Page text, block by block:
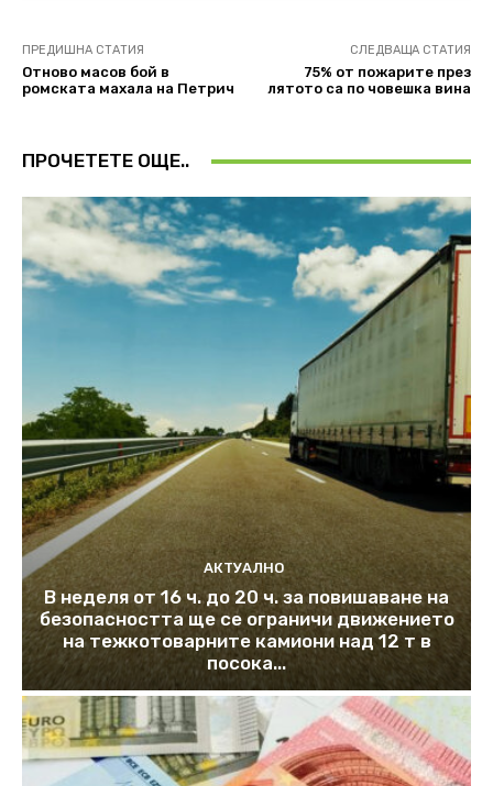
ПРЕДИШНА СТАТИЯ
Oтново масов бой в
ромската махала на Петрич
СЛЕДВАЩА СТАТИЯ
75% от пожарите през
лятото са по човешка вина
ПРОЧЕТЕТЕ ОЩЕ..
АКТУАЛНО
В неделя от 16 ч. до 20 ч. за повишаване на
безопасността ще се ограничи движението
на тежкотоварните камиони над 12 т в
посока...